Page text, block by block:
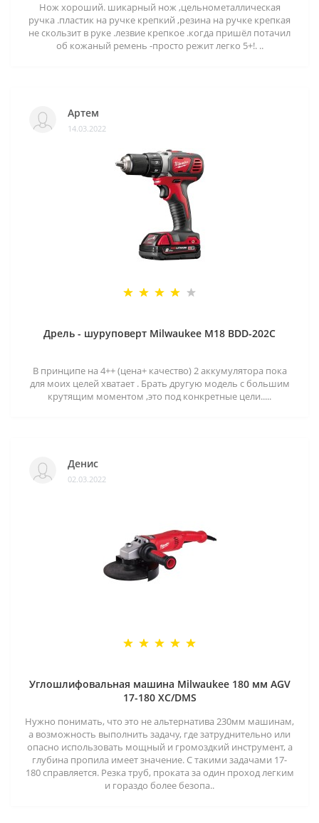
Нож хороший. шикарный нож ,цельнометаллическая
ручка .пластик на ручке крепкий ,резина на ручке крепкая
не скользит в руке .лезвие крепкое .когда пришёл потачил
об кожаный ремень -просто режит легко 5+!. ..
Артем
14.03.2022
Дрель - шуруповерт Milwaukee M18 BDD-202C
В принципе на 4++ (цена+ качество) 2 аккумулятора пока
для моих целей хватает . Брать другую модель с большим
крутящим моментом ,это под конкретные цели.....
Денис
02.03.2022
Углошлифовальная машина Milwaukee 180 мм AGV
17-180 XC/DMS
Нужно понимать, что это не альтернатива 230мм машинам,
а возможность выполнить задачу, где затруднительно или
опасно использовать мощный и громоздкий инструмент, а
глубина пропила имеет значение. С такими задачами 17-
180 справляется. Резка труб, проката за один проход легким
и гораздо более безопа..